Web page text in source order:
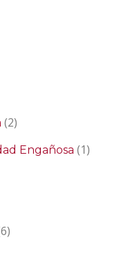
(2)
Engañosa (1)